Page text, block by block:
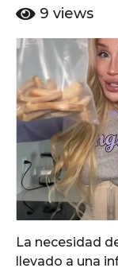
m
e
s
e
s
a
o
E
P
u
t
o
A
m
o
e
e
a
g
o
9 views
La necesidad
llevado a una